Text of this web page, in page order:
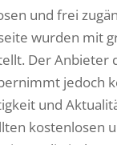
und frei
wurden mit
Der Anbieter
jedoch
und
kostenlosen